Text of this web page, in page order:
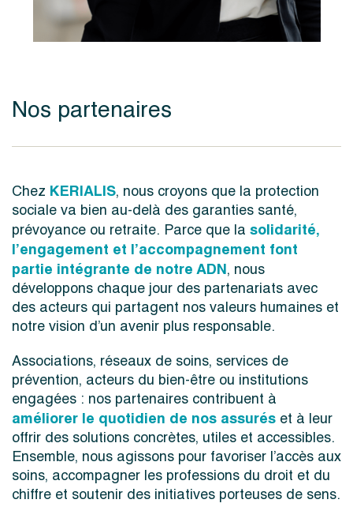
Nos partenaires
Chez KERIALIS, nous croyons que la protection
sociale va bien au-delà des garanties santé,
prévoyance ou retraite. Parce que la solidarité,
l’engagement et l’accompagnement font
partie intégrante de notre ADN, nous
développons chaque jour des partenariats avec
des acteurs qui partagent nos valeurs humaines et
notre vision d’un avenir plus responsable.
Associations, réseaux de soins, services de
prévention, acteurs du bien-être ou institutions
engagées : nos partenaires contribuent à
améliorer le quotidien de nos assurés et à leur
offrir des solutions concrètes, utiles et accessibles.
Ensemble, nous agissons pour favoriser l’accès aux
soins, accompagner les professions du droit et du
chiffre et soutenir des initiatives porteuses de sens.